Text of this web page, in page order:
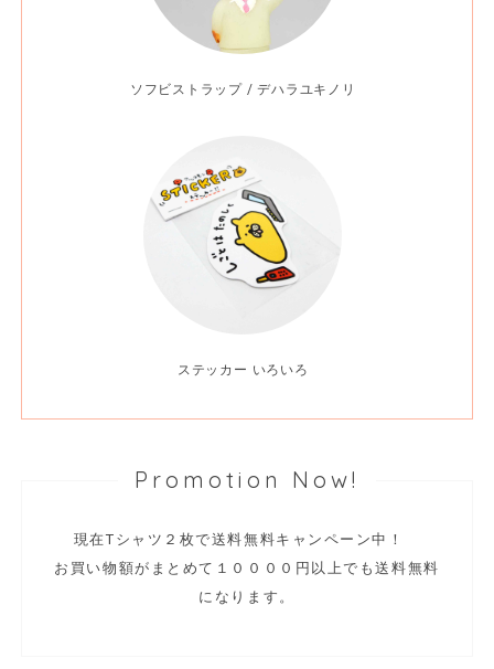
ソフビストラップ / デハラユキノリ
ステッカー いろいろ
Promotion Now!
現在Tシャツ２枚で送料無料キャンペーン中！
お買い物額がまとめて１００００円以上でも送料無料
になります。